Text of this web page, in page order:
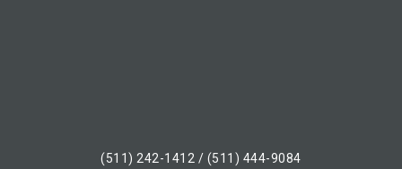
(511) 242-1412 / (511) 444-9084